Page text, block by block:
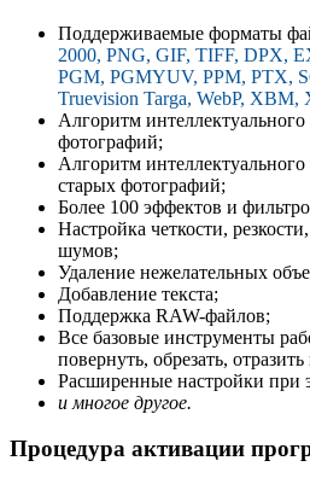
Поддерживаемые форматы
2000, PNG, GIF, TIFF, DPX,
PGM, PGMYUV, PPM, PTX,
Truevision Targa, WebP, XBM,
Алгоритм
фотографий;
Алгоритм интеллектуального
старых фотографий;
Более 100 эффектов и
Настройка четкости,
шумов;
Удаление нежелательных
Добавление текста;
Поддержка RAW-файлов;
Все базовые инструменты
повернуть, обрезать, отразить
Расширенные настройки при
и многое другое.
Процедура активации